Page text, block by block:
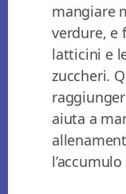
mangiare
verdure, e
latticini e
zuccheri.
aiuta a